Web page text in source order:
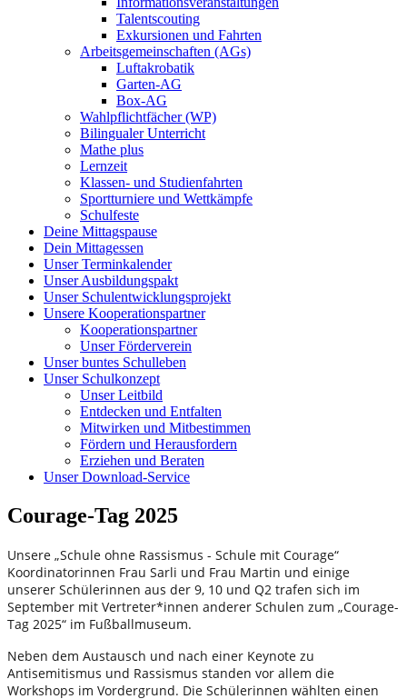
Talentscouting
Exkursionen und Fahrten
Arbeitsgemeinschaften (AGs)
Luftakrobatik
Garten-AG
Box-AG
Wahlpflichtfächer (WP)
Bilingualer Unterricht
Mathe plus
Lernzeit
Klassen- und Studienfahrten
Sportturniere und Wettkämpfe
Schulfeste
Deine Mittagspause
Dein Mittagessen
Unser Terminkalender
Unser Ausbildungspakt
Unser Schulentwicklungsprojekt
Unsere Kooperationspartner
Kooperationspartner
Unser Förderverein
Unser buntes Schulleben
Unser Schulkonzept
Unser Leitbild
Entdecken und Entfalten
Mitwirken und Mitbestimmen
Fördern und Herausfordern
Erziehen und Beraten
Unser Download-Service
Courage-Tag 2025
Unsere „Schule ohne Rassismus - Schule mit Courage“
Koordinatorinnen Frau Sarli und Frau Martin und einige
unserer Schülerinnen aus der 9, 10 und Q2 trafen sich im
September mit Vertreter*innen anderer Schulen zum „Courage-
Tag 2025“ im Fußballmuseum.
Neben dem Austausch und nach einer Keynote zu
Antisemitismus und Rassismus standen vor allem die
Workshops im Vordergrund. Die Schülerinnen wählten einen